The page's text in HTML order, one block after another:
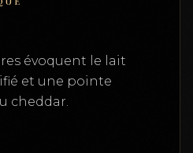
évoquent le lait
et une pointe
cheddar.